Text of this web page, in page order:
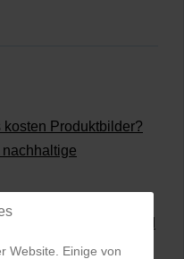
kosten Produktbilder?
kommt es an!
Hintergrund
Website. Einige von